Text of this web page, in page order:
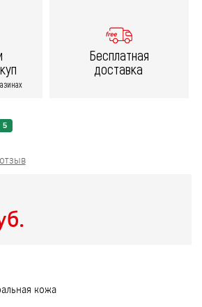
Бесплатная
доставка
5
кожа